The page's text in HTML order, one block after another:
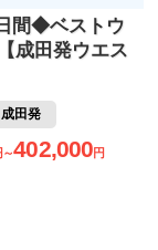
間◆ベストウ
成田発ウエス
成田発
～402,000円